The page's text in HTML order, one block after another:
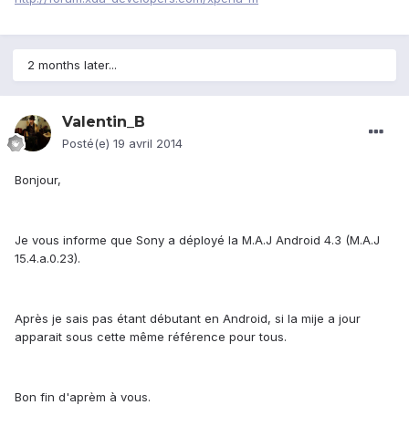
2 months later...
Valentin_B
Posté(e) 19 avril 2014
Bonjour,
Je vous informe que Sony a déployé la M.A.J Android 4.3 (M.A.J
15.4.a.0.23).
Après je sais pas étant débutant en Android, si la mije a jour
apparait sous cette même référence pour tous.
Bon fin d'aprèm à vous.